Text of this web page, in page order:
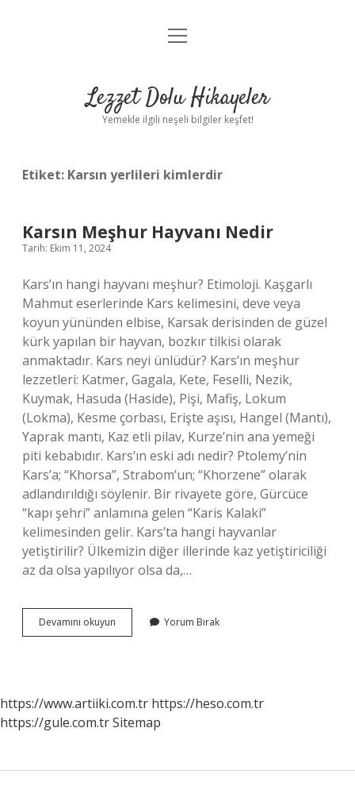
Anasayfa
Yasal Uyarı
menüyü
Lezzet Dolu Hikayeler
Yemekle ilgili neşeli bilgiler keşfet!
Etiket: Karsın yerlileri kimlerdir
Karsın Meşhur Hayvanı Nedir
Tarih: Ekim 11, 2024
Kars’ın hangi hayvanı meşhur? Etimoloji. Kaşgarlı
Mahmut eserlerinde Kars kelimesini, deve veya
koyun yününden elbise, Karsak derisinden de güzel
kürk yapılan bir hayvan, bozkır tilkisi olarak
anmaktadır. Kars neyi ünlüdür? Kars’ın meşhur
lezzetleri: Katmer, Gagala, Kete, Feselli, Nezik,
Kuymak, Hasuda (Haside), Pişi, Mafiş, Lokum
(Lokma), Kesme çorbası, Erişte aşısı, Hangel (Mantı),
Yaprak mantı, Kaz etli pilav, Kurze’nin ana yemeği
piti kebabıdır. Kars’ın eski adı nedir? Ptolemy’nin
Kars’a; “Khorsa”, Strabom’un; “Khorzene” olarak
adlandırıldığı söylenir. Bir rivayete göre, Gürcüce
“kapı şehri” anlamına gelen “Karis Kalaki”
kelimesinden gelir. Kars’ta hangi hayvanlar
yetiştirilir? Ülkemizin diğer illerinde kaz yetiştiriciliği
az da olsa yapılıyor olsa da,…
Devamını okuyun
Meşhur
Yorum Bırak
https://www.artiiki.com.tr https://heso.com.tr
https://gule.com.trSitemap